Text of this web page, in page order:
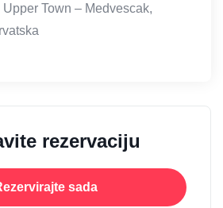
Town – Medvescak,
rezervaciju
sada